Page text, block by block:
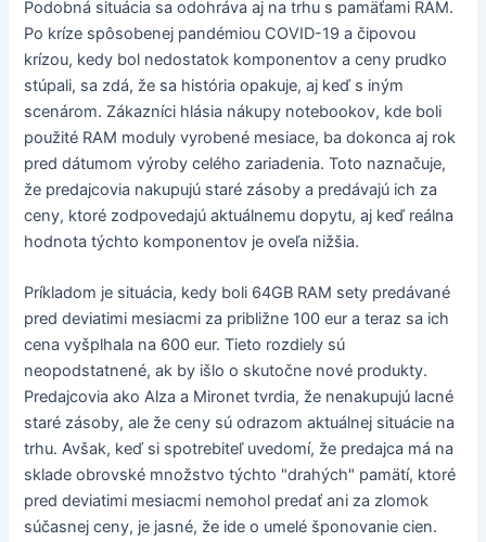
Podobná situácia sa odohráva aj na trhu s pamäťami RAM.
Po kríze spôsobenej pandémiou COVID-19 a čipovou
krízou, kedy bol nedostatok komponentov a ceny prudko
stúpali, sa zdá, že sa história opakuje, aj keď s iným
scenárom. Zákazníci hlásia nákupy notebookov, kde boli
použité RAM moduly vyrobené mesiace, ba dokonca aj rok
pred dátumom výroby celého zariadenia. Toto naznačuje,
že predajcovia nakupujú staré zásoby a predávajú ich za
ceny, ktoré zodpovedajú aktuálnemu dopytu, aj keď reálna
hodnota týchto komponentov je oveľa nižšia.
Príkladom je situácia, kedy boli 64GB RAM sety predávané
pred deviatimi mesiacmi za približne 100 eur a teraz sa ich
cena vyšplhala na 600 eur. Tieto rozdiely sú
neopodstatnené, ak by išlo o skutočne nové produkty.
Predajcovia ako Alza a Mironet tvrdia, že nenakupujú lacné
staré zásoby, ale že ceny sú odrazom aktuálnej situácie na
trhu. Avšak, keď si spotrebiteľ uvedomí, že predajca má na
sklade obrovské množstvo týchto "drahých" pamätí, ktoré
pred deviatimi mesiacmi nemohol predať ani za zlomok
súčasnej ceny, je jasné, že ide o umelé šponovanie cien.